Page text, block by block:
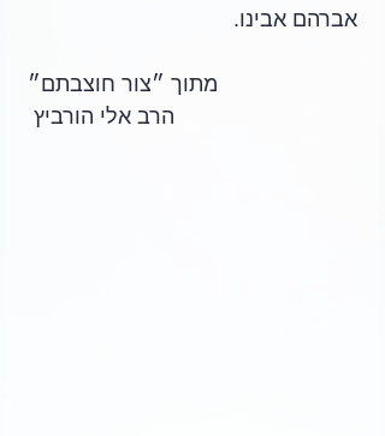
אברהם אבינו.
מתוך ״צור חוצבתם״
הרב אלי הורביץ